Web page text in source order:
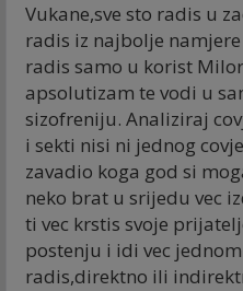
Vukane,sve sto radis u
radis iz najbolje
radis samo u korist
apsolutizam te vodi u
sizofreniju. Analiziraj
i sekti nisi ni jednog
zavadio koga god si
neko brat u srijedu vec
ti vec krstis svoje
postenju i idi vec
radis,direktno ili